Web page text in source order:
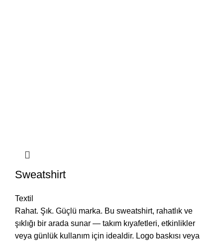
Sweatshirt
Textil
Rahat. Şık. Güçlü marka. Bu sweatshirt, rahatlık ve
şıklığı bir arada sunar — takım kıyafetleri, etkinlikler
veya günlük kullanım için idealdir. Logo baskısı veya